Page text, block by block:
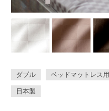
ダブル ベッドマットレス用
日本製